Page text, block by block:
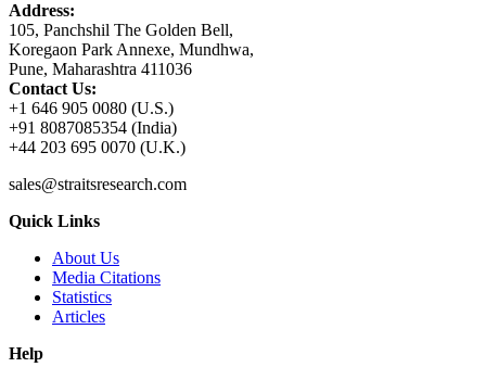
Address:
105, Panchshil The Golden Bell,
Koregaon Park Annexe, Mundhwa,
Pune, Maharashtra 411036
Contact Us:
+1 646 905 0080 (U.S.)
+91 8087085354 (India)
+44 203 695 0070 (U.K.)
sales@straitsresearch.com
Quick Links
About Us
Media Citations
Statistics
Articles
Help